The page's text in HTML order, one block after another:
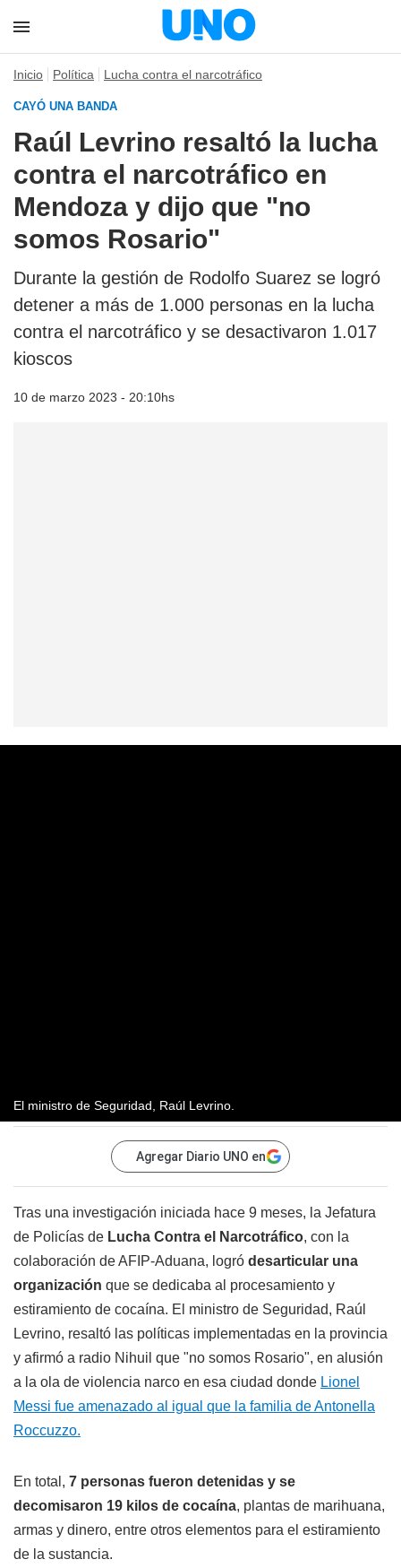
Inicio Política Lucha contra el narcotráfico
CAYÓ UNA BANDA
Raúl Levrino resaltó la lucha
contra el narcotráfico en
Mendoza y dijo que "no
somos Rosario"
Durante la gestión de Rodolfo Suarez se logró
detener a más de 1.000 personas en la lucha
contra el narcotráfico y se desactivaron 1.017
kioscos
10 de marzo 2023 - 20:10hs
El ministro de Seguridad, Raúl Levrino.
Agregar Diario UNO en
Tras una investigación iniciada hace 9 meses, la Jefatura
de Policías de Lucha Contra el Narcotráfico, con la
colaboración de AFIP-Aduana, logró desarticular una
organización que se dedicaba al procesamiento y
estiramiento de cocaína. El ministro de Seguridad, Raúl
Levrino, resaltó las políticas implementadas en la provincia
y afirmó a radio Nihuil que "no somos Rosario", en alusión
a la ola de violencia narco en esa ciudad donde Lionel
Messi fue amenazado al igual que la familia de Antonella
Roccuzzo.
En total, 7 personas fueron detenidas y se
decomisaron 19 kilos de cocaína, plantas de marihuana,
armas y dinero, entre otros elementos para el estiramiento
de la sustancia.